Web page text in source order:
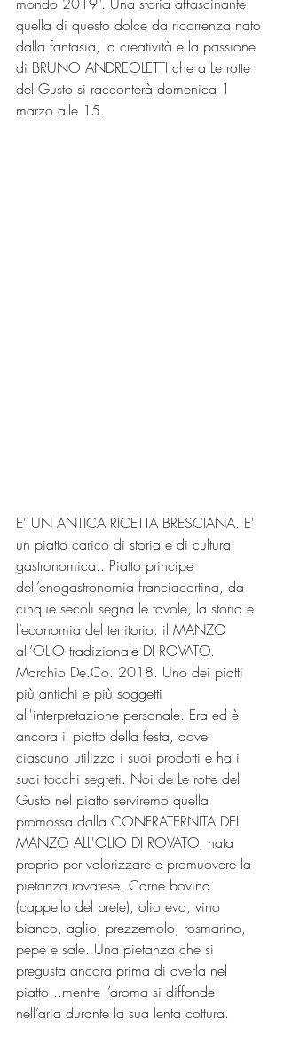
quella di questo dolce da ricorrenza nato
dalla fantasia, la creatività e la passione
di BRUNO ANDREOLETTI che a Le rotte
del Gusto si racconterà domenica 1
marzo alle 15.
E' UN ANTICA RICETTA BRESCIANA. E'
un piatto carico di storia e di cultura
gastronomica.. Piatto principe
dell’enogastronomia franciacortina, da
cinque secoli segna le tavole, la storia e
l’economia del territorio: il MANZO
all’OLIO tradizionale DI ROVATO.
Marchio De.Co. 2018. Uno dei piatti
più antichi e più soggetti
all'interpretazione personale. Era ed è
ancora il piatto della festa, dove
ciascuno utilizza i suoi prodotti e ha i
suoi tocchi segreti. Noi de Le rotte del
Gusto nel piatto serviremo quella
promossa dalla CONFRATERNITA DEL
MANZO ALL'OLIO DI ROVATO, nata
proprio per valorizzare e promuovere la
pietanza rovatese. Carne bovina
(cappello del prete), olio evo, vino
bianco, aglio, prezzemolo, rosmarino,
pepe e sale. Una pietanza che si
pregusta ancora prima di averla nel
piatto...mentre l’aroma si diffonde
nell’aria durante la sua lenta cottura.